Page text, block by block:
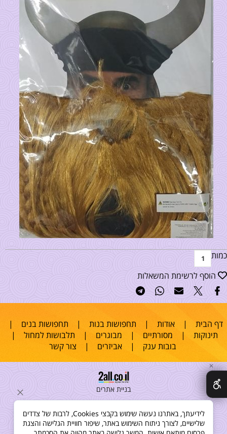
כמות
הוסף לרשימת המשאלות
דף הבית |אודות | תחפושות בנות | תחפושות בנים |
תינוקות | מסורתיים | מבוגרים | תלבושות למחול |
בובות ענק |אביזרים | צור קשר
בניית אתרים
✕
לידיעתך, באתרנו נעשה שימוש בקבצי Cookies, לרבות של צדדים
שלישיים, לצורך ניתוח השימוש באתר, שיפור חוויית הגלישה והצגת